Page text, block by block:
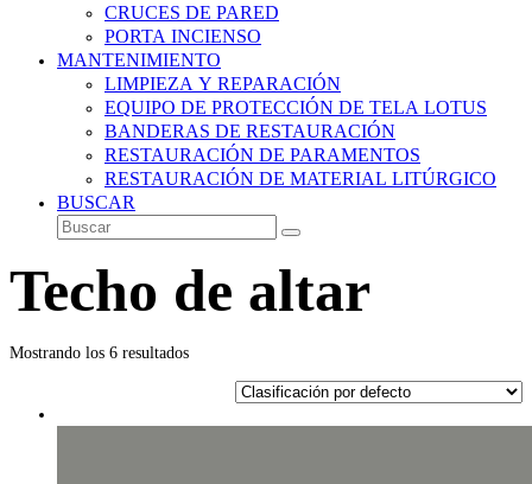
CRUCES DE PARED
PORTA INCIENSO
MANTENIMIENTO
LIMPIEZA Y REPARACIÓN
EQUIPO DE PROTECCIÓN DE TELA LOTUS
BANDERAS DE RESTAURACIÓN
RESTAURACIÓN DE PARAMENTOS
RESTAURACIÓN DE MATERIAL LITÚRGICO
BUSCAR
Buscar
Enviar
Techo de altar
Mostrando los 6 resultados